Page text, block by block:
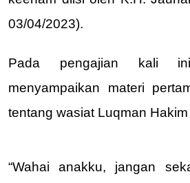
03/04/2023).
Pada pengajian kali
menyampaikan materi
tentang wasiat Luqman
“Wahai anakku, jangan